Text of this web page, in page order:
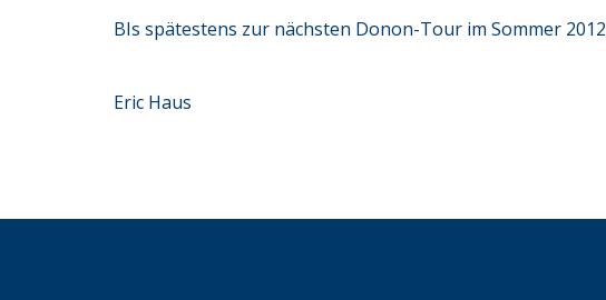
BIs spätestens zur nächsten Donon-Tour im Sommer 2012
Eric Haus